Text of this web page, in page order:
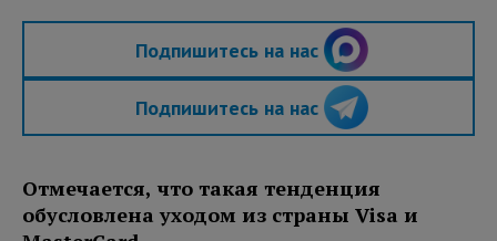
Подпишитесь на нас
Подпишитесь на нас
Отмечается, что такая тенденция
обусловлена уходом из страны Visa и